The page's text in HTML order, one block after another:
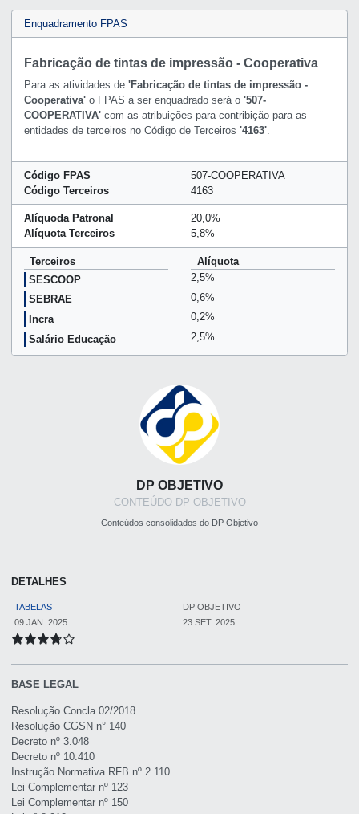
DP OBJETIVO
CONTEÚDO DP OBJETIVO
Conteúdos consolidados do DP Objetivo
BASE LEGAL
Resolução Concla 02/2018
Resolução CGSN n° 140
Decreto nº 3.048
Decreto nº 10.410
Instrução Normativa RFB nº 2.110
Lei Complementar nº 123
Lei Complementar nº 150
DETALHES
TABELAS
DP OBJETIVO
09 JAN. 2025
23 SET. 2025
Enquadramento FPAS
Fabricação de tintas de impressão - Cooperativa
Para as atividades de 'Fabricação de tintas de impressão -
Cooperativa'o FPAS a ser enquadrado será o '507-
COOPERATIVA'com as atribuições para contribição para as
entidades de terceiros no Código de Terceiros '4163'.
Código FPAS
507-COOPERATIVA
Código Terceiros
4163
Alíquoda Patronal
20,0%
Alíquota Terceiros
5,8%
Terceiros
Alíquota
SESCOOP
2,5%
SEBRAE
0,6%
Incra
0,2%
Salário Educação
2,5%